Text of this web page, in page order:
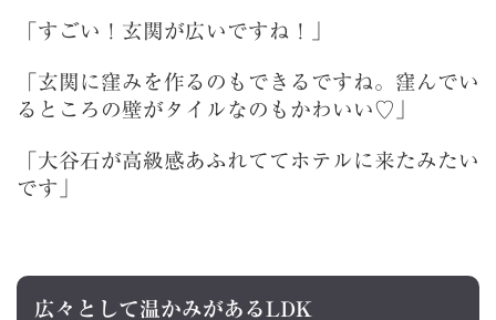
「すごい！玄関が広いですね！」
「玄関に窪みを作るのもできるですね。窪んでい
るところの壁がタイルなのもかわいい♡
「大谷石が高級感あふれててホテルに来たみたい
です」
広々として温かみがあるLDK